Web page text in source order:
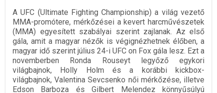
A UFC (Ultimate Fighting Championship) a világ vezető
MMA-promótere, mérkőzései a kevert harcművészetek
(MMA) egyesített szabályai szerint zajlanak. Az első
gála, amit a magyar nézők is végignézhetnek élőben, a
magyar idő szerint július 24-i UFC on Fox gála lesz. Ezt a
novemberben Ronda Rouseyt legyőző egykori
világbajnok, Holly Holm és a korábbi kickbox-
világbajnok, Valentina Sevcsenko női mérkőzése, illetve
Edson Barboza és Gilbert Melendez könnyűsúlyú